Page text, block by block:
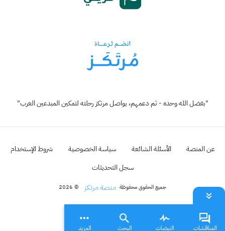
"بفضل الله وحده - ثم دعمهم، يواصل مرتكز رحلته لتمكين المبدعين العرب"
عن المنصة الأسئلة الشائعة سياسة الخصوصية
شروط الإستخدام
سجل التحديثات
جميع الحقوق محفوظة منصة مرتكز © 2026
المناقشات النبضات البحث المزيد